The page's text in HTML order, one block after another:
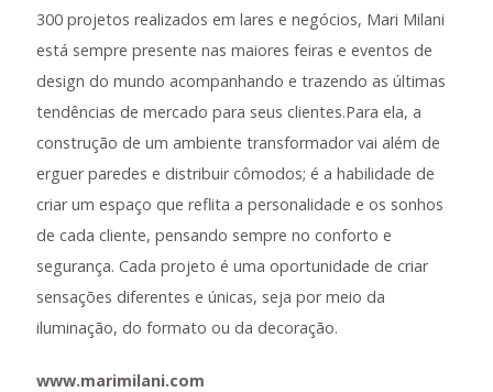
300 projetos realizados em lares e negócios, Mari Milani
está sempre presente nas maiores feiras e eventos de
design do mundo acompanhando e trazendo as últimas
tendências de mercado para seus clientes.Para ela, a
construção de um ambiente transformador vai além de
erguer paredes e distribuir cômodos; é a habilidade de
criar um espaço que reflita a personalidade e os sonhos
de cada cliente, pensando sempre no conforto e
segurança. Cada projeto é uma oportunidade de criar
sensações diferentes e únicas, seja por meio da
iluminação, do formato ou da decoração.
www.marimilani.com